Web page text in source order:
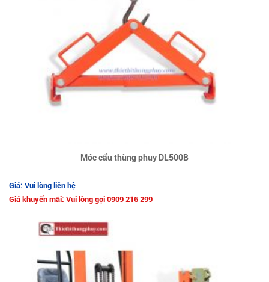
Móc cẩu thùng phuy DL500B
Giá: Vui lòng liên hệ
Giá khuyến mãi: Vui lòng gọi 0909 216 299